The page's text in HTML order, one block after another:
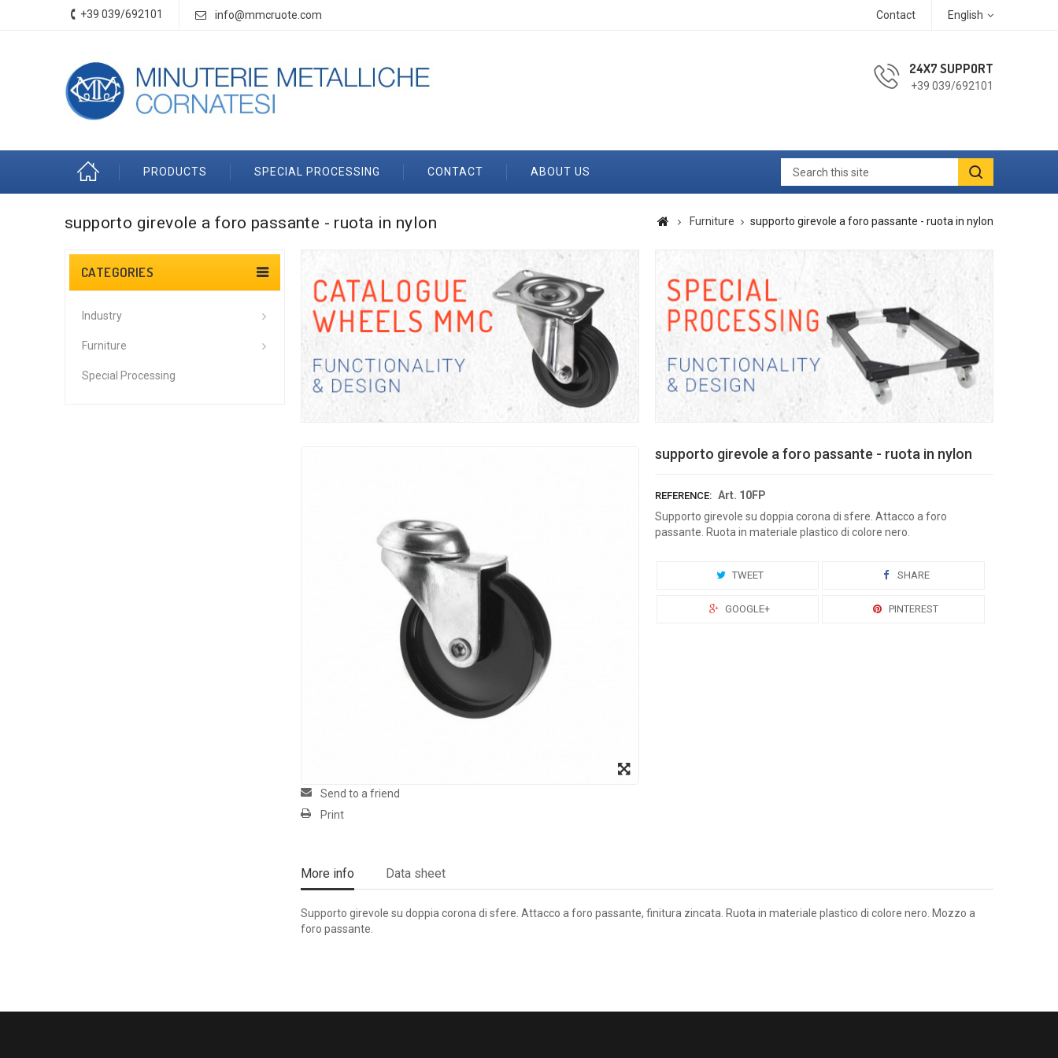
English
Contact
+39 039/692101 info@mmcruote.com
24X7 SUPPORT
+39 039/692101
PRODUCTS SPECIAL PROCESSING CONTACT ABOUT US
supporto girevole a foro passante - ruota in nylon Furniture supporto girevole a foro passante - ruota in nylon
CATEGORIES
Industry
Furniture
Special Processing
Send to a friend
Print
supporto girevole a foro passante - ruota in nylon
REFERENCE: Art. 10FP
Supporto girevole su doppia corona di sfere. Attacco a foro
passante. Ruota in materiale plastico di colore nero.
TWEET SHARE
GOOGLE+ PINTEREST
More info Data sheet
Supporto girevole su doppia corona di sfere. Attacco a foro passante, finitura zincata. Ruota in materiale plastico di colore nero. Mozzo a
foro passante.